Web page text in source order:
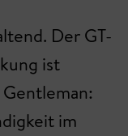
Der GT-
ist
im